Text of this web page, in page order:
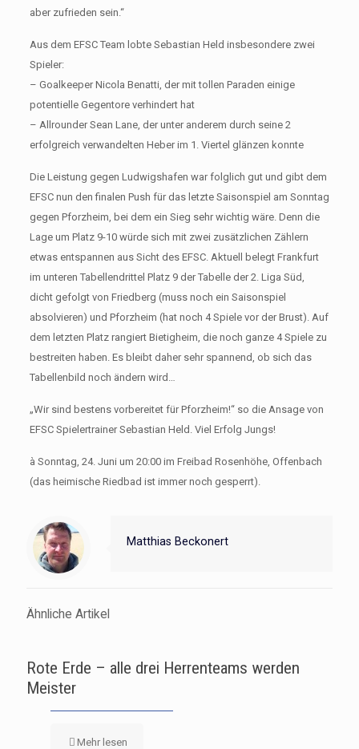
aber zufrieden sein.“
Aus dem EFSC Team lobte Sebastian Held insbesondere zwei
Spieler:
– Goalkeeper Nicola Benatti, der mit tollen Paraden einige
potentielle Gegentore verhindert hat
– Allrounder Sean Lane, der unter anderem durch seine 2
erfolgreich verwandelten Heber im 1. Viertel glänzen konnte
Die Leistung gegen Ludwigshafen war folglich gut und gibt dem
EFSC nun den finalen Push für das letzte Saisonspiel am Sonntag
gegen Pforzheim, bei dem ein Sieg sehr wichtig wäre. Denn die
Lage um Platz 9-10 würde sich mit zwei zusätzlichen Zählern
etwas entspannen aus Sicht des EFSC. Aktuell belegt Frankfurt
im unteren Tabellendrittel Platz 9 der Tabelle der 2. Liga Süd,
dicht gefolgt von Friedberg (muss noch ein Saisonspiel
absolvieren) und Pforzheim (hat noch 4 Spiele vor der Brust). Auf
dem letzten Platz rangiert Bietigheim, die noch ganze 4 Spiele zu
bestreiten haben. Es bleibt daher sehr spannend, ob sich das
Tabellenbild noch ändern wird…
„Wir sind bestens vorbereitet für Pforzheim!“ so die Ansage von
EFSC Spielertrainer Sebastian Held. Viel Erfolg Jungs!
à Sonntag, 24. Juni um 20:00 im Freibad Rosenhöhe, Offenbach
(das heimische Riedbad ist immer noch gesperrt).
Matthias Beckonert
Ähnliche Artikel
Rote Erde – alle drei Herrenteams werden
Meister
Mehr lesen